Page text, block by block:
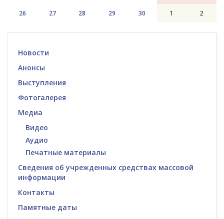
26 27 28 29 30 1 2
Новости
Анонсы
Выступления
Фотогалерея
Медиа
Видео
Аудио
Печатные материалы
Сведения об учрежденных средствах массовой
информации
Контакты
Памятные даты